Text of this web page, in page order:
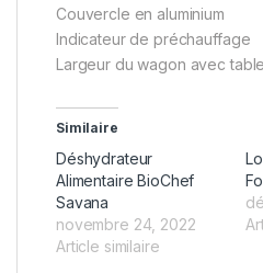
Couvercle en aluminium
Indicateur de préchauffage
Largeur du wagon avec
Similaire
Déshydrateur
Alimentaire BioChef
Savana
novembre 24, 2022
Article similaire